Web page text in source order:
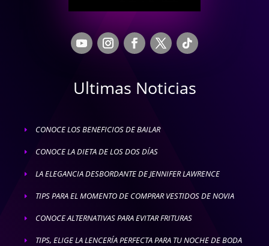
Ultimas Noticias
E CONOCE LOS BENEFICIOS DE BAILAR
E CONOCE LA DIETA DE LOS DOS DÍAS
E LA ELEGANCIA DESBORDANTE DE JENNIFER LAWRENCE
E TIPS PARA EL MOMENTO DE COMPRAR VESTIDOS DE NOVIA
E CONOCE ALTERNATIVAS PARA EVITAR FRITURAS
E TIPS, ELIGE LA LENCERÍA PERFECTA PARA TU NOCHE DE BODA